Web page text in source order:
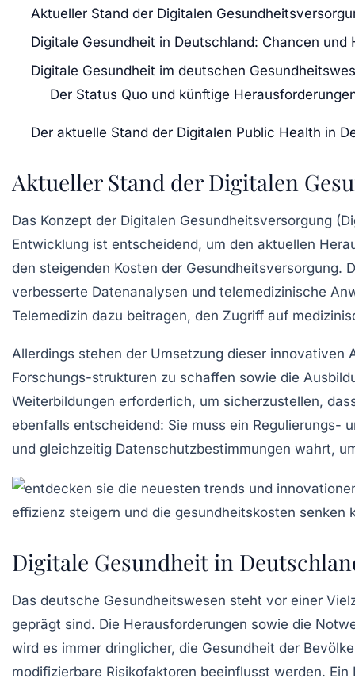
Aktueller Stand der Digitalen
Digitale Gesundheit in Deutschland: Chancen und
Digitale Gesundheit im deutschen
Der Status Quo und künftige
Der aktuelle Stand der Digitalen Public Health in
Aktueller Stand der Digitalen
Das Konzept der Digitalen Gesundheitsversorgung
Entwicklung ist entscheidend, um den aktuellen
den steigenden Kosten der Gesundheitsversorgung.
verbesserte Datenanalysen und telemedizinische
Telemedizin dazu beitragen, den Zugriff auf
Allerdings stehen der Umsetzung dieser innovativen
Forschungs-strukturen zu schaffen sowie die
Weiterbildungen erforderlich, um sicherzustellen,
ebenfalls entscheidend: Sie muss ein Regulierungs-
und gleichzeitig Datenschutzbestimmungen wahrt,
Digitale Gesundheit in
Das deutsche Gesundheitswesen steht vor einer
geprägt sind. Die Herausforderungen sowie die
wird es immer dringlicher, die Gesundheit der
modifizierbare Risikofaktoren beeinflusst werden.